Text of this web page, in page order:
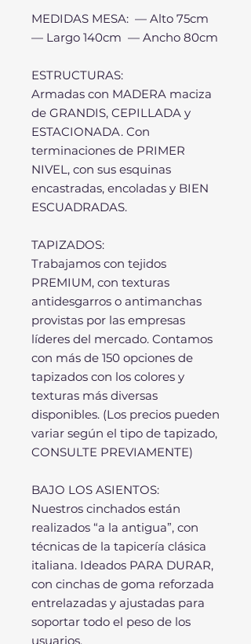
MEDIDAS MESA: — Alto 75cm
— Largo 140cm — Ancho 80cm
ESTRUCTURAS:
Armadas con MADERA maciza
de GRANDIS, CEPILLADA y
ESTACIONADA. Con
terminaciones de PRIMER
NIVEL, con sus esquinas
encastradas, encoladas y BIEN
ESCUADRADAS.
TAPIZADOS:
Trabajamos con tejidos
PREMIUM, con texturas
antidesgarros o antimanchas
provistas por las empresas
líderes del mercado. Contamos
con más de 150 opciones de
tapizados con los colores y
texturas más diversas
disponibles. (Los precios pueden
variar según el tipo de tapizado,
CONSULTE PREVIAMENTE)
BAJO LOS ASIENTOS:
Nuestros cinchados están
realizados “a la antigua”, con
técnicas de la tapicería clásica
italiana. Ideados PARA DURAR,
con cinchas de goma reforzada
entrelazadas y ajustadas para
soportar todo el peso de los
usuarios.